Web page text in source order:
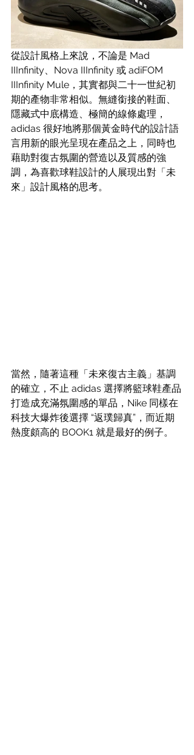
從設計風格上來說，不論是 Mad
IIInfinity、Nova IIInfinity 或 adiFOM
IIInfinity Mule，其實都與二十一世紀初
期的產物非常相似。無縫銜接的鞋面、
隱藏式中底構造、極簡的線條處理，
adidas 很好地將那個黃金時代的設計語
言用新的眼光呈現在產品之上，同時也
藉助對復古氛圍的營造以及質感的強
調，為喜歡球鞋設計的人展現出對「未
來」設計風格的思考。
當然，隨著這種「未來復古主義」基調
的確立，不止 adidas 選擇將籃球鞋產品
打造成充滿氛圍感的單品，Nike 同樣在
科技大爆炸後選擇 “返璞歸真”，而近期
熱度頗高的 BOOK1 就是最好的例子。